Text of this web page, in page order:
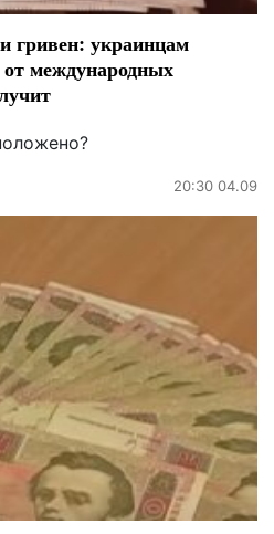
гривен: украинцам
международных
20:30 04.09